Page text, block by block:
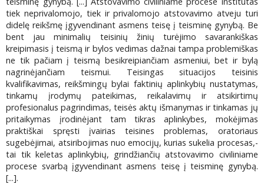
tiek neprivalomojo, tiek ir privalomojo atstovavimo atveju turi
didelę reikšmę įgyvendinant asmens teisę į teisminę gynybą. Be
bent jau minimalių teisinių žinių turėjimo savarankiškas
kreipimasis į teismą ir bylos vedimas dažnai tampa problemiškas
ne tik pačiam į teismą besikreipiančiam asmeniui, bet ir bylą
nagrinėjančiam teismui. Teisingas situacijos teisinis
kvalifikavimas, reikšmingų bylai faktinių aplinkybių nustatymas,
tinkamų įrodymų pateikimas, reikalavimų ir atsikirtimų
profesionalus pagrindimas, teisės aktų išmanymas ir tinkamas jų
pritaikymas įrodinėjant tam tikras aplinkybes, mokėjimas
praktiškai spręsti įvairias teisines problemas, oratoriaus
sugebėjimai, atsiribojimas nuo emocijų, kurias sukelia procesas,-
tai tik keletas aplinkybių, grindžiančių atstovavimo civiliniame
procese svarbą įgyvendinant asmens teisę į teisminę gynybą.
[...].